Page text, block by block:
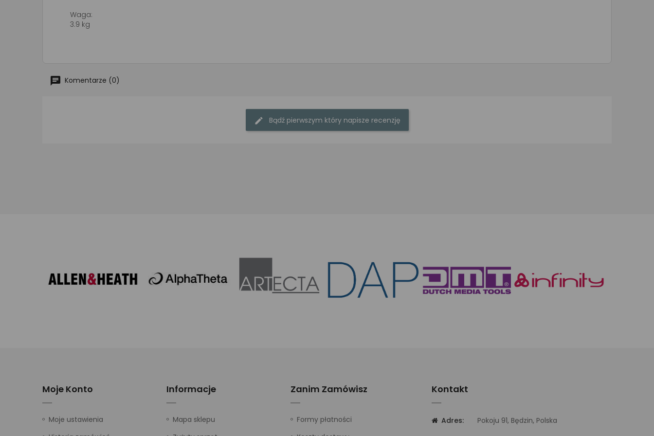
Waga:
3.9 kg
Komentarze (0)
Bądź pierwszym który napisze recenzję
Moje Konto
Moje ustawienia
Informacje
Mapa sklepu
Zanim Zamówisz
Formy płatności
Kontakt
Adres:
Pokoju 91, Będzin, Polska